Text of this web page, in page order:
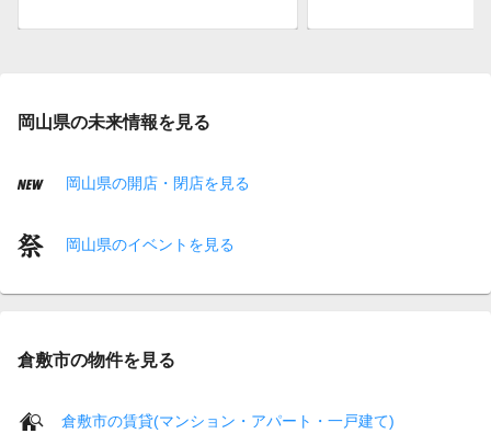
岡山県の未来情報を見る
岡山県の開店・閉店を見る
岡山県のイベントを見る
倉敷市の物件を見る
倉敷市の賃貸(マンション・アパート・一戸建て)